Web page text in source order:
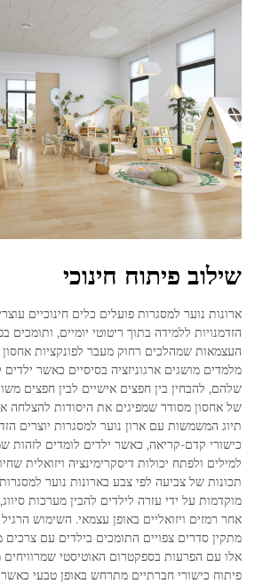
שילוב פיתוח חינוכי
ארונות נוער למסגרות פועלים כלים חינוכיים
הזדמנויות ללמידה בתוך ריטוטי יומיים, ותומכים
העצמאות שמהלכים רחוק מעבר לפונקציות
מלמדים מושגים ארגוניזציה בסיסיים כאשר ילדים
שלהם, להבחין בין חפצים אישיים לבין חפצים
של אחסון מסודר שמפיגים את היסודות להצלחה
תיוג המשמשות עם ארון נוער למסגרות יוצרים
כישורי קדם-קריאה, כאשר ילדים לומדים לזהות
למילים ולפתח יכולות דיסקרימינציה ויזואלית
תכונות של צביעה לפי צבע בארונות נוער
מוקדמות על ידי עזרה לילדים להבין מערכות סיווג,
אחר רמזים ויזואליים באופן עצמאי. השימוש
מתקין סדרים צפויים התומכים בילדים עם צרכים
אלו עם הפרעות בספקטרום האוטיסטי שמרוויחים
פיתוח כישורי חברתיים מתרחש באופן טבעי